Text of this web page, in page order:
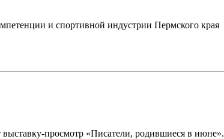
и спортивной индустрии Пермского края
выставку-просмотр «Писатели, родившиеся в июне».